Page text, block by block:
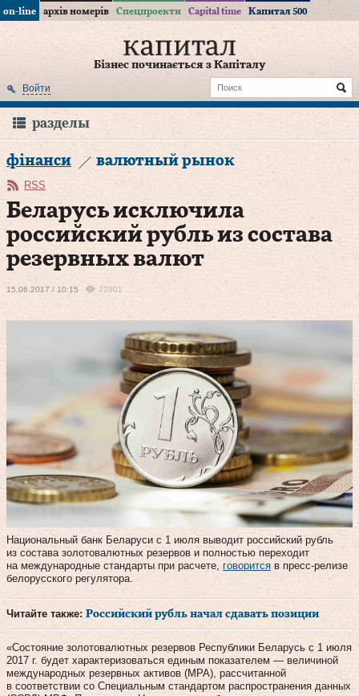
on-line архів номерів Спецпроекти Capital time Капитал 500
Бізнес починається з Капіталу
Войти
разделы
фінанси валютный рынок
RSS
Беларусь исключила
российский рубль из состава
резервных валют
15.06.2017 / 10:15 22801
Национальный банк Беларуси с 1 июля выводит российский рубль
из состава золотовалютных резервов и полностью переходит
на международные стандарты при расчете, говорится в пресс-релизе
белорусского регулятора.
Читайте также: Российский рубль начал сдавать позиции
«Состояние золотовалютных резервов Республики Беларусь с 1 июля
2017 г. будет характеризоваться единым показателем — величиной
международных резервных активов (МРА), рассчитанной
в соответствии со Специальным стандартом распространения данных